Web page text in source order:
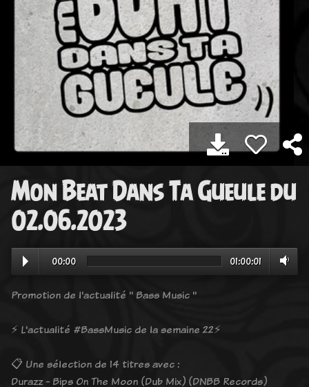
Mon Beat Dans Ta Gueule du
02.06.2023
00:00 01:00:01
Promotion de l'actualité " Bass Music "
⚡️ L'actualité #BassMusic de la semaine 22⚡️
📋 Une sélection de 14 titres avec :
Durazz - Bips On The Moon (Dub Mix) (DNBB Records)